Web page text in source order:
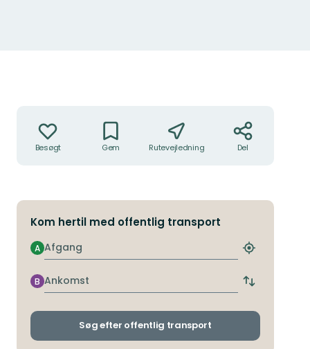
Besøgt Gem Rutevejledning Del
Kom hertil med offentlig transport
Afgang
A
Find
nærmeste
stoppested
Ankomst
B
Skift
og
Søg efter offentlig transport